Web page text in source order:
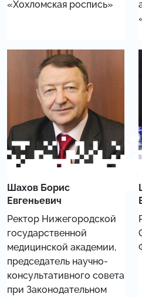
«Хохломская роспись»
Шахов Борис
Евгеньевич
Ректор Нижегородской
государственной
медицинской академии,
председатель научно-
консультативного совета
при Законодательном